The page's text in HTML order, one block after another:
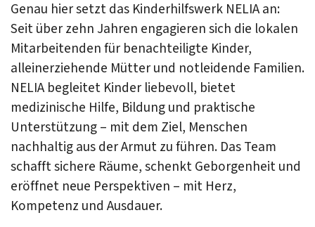
Genau hier setzt das Kinderhilfswerk NELIA an:
Seit über zehn Jahren engagieren sich die lokalen
Mitarbeitenden für benachteiligte Kinder,
alleinerziehende Mütter und notleidende Familien.
NELIA begleitet Kinder liebevoll, bietet
medizinische Hilfe, Bildung und praktische
Unterstützung – mit dem Ziel, Menschen
nachhaltig aus der Armut zu führen. Das Team
schafft sichere Räume, schenkt Geborgenheit und
eröffnet neue Perspektiven – mit Herz,
Kompetenz und Ausdauer.